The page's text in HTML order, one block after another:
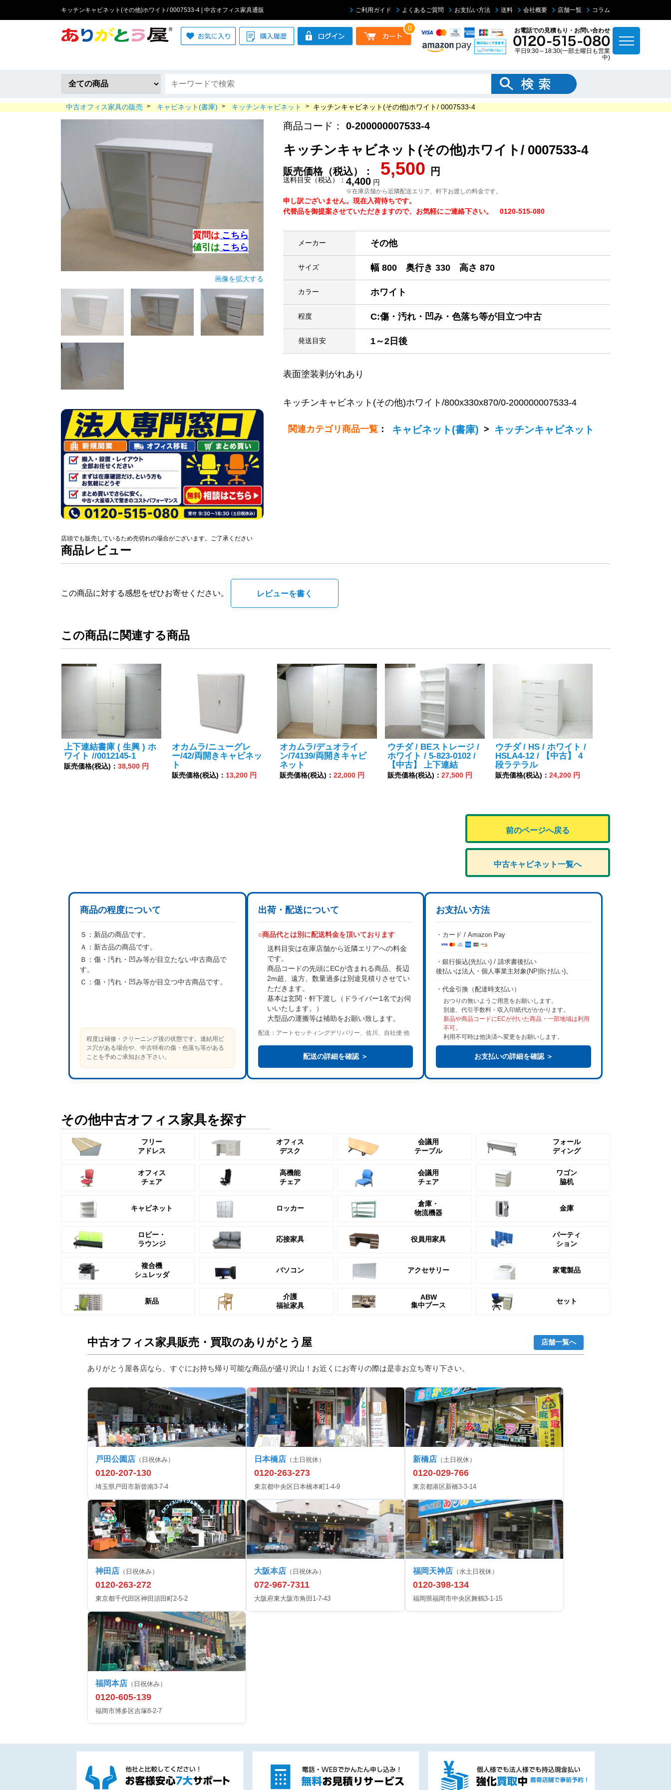
キッチンキャビネット(その他)ホワイト/ 0007533-4 | 中古オフィス家具通販 ご利用ガイド よくあるご質問 お支払い方法 送料 会社概要 店舗一覧 コラム
0 お電話での見積もり・お問い合わせ
平日9:30～18:30(一部土曜日も営業
中)
中古オフィス家具の販売 > キャビネット(書庫) > キッチンキャビネット > キッチンキャビネット(その他)ホワイト/ 0007533-4
質問は こちら
値引は こちら
画像を拡大する
商品コード： 0-200000007533-4
キッチンキャビネット(その他)ホワイト/ 0007533-4
販売価格（税込）： 5,500 円
送料目安（税込）： 4,400 円
※在庫店舗から近隣配送エリア、軒下お渡しの料金です。
申し訳ございません。現在入荷待ちです。
代替品を御提案させていただきますので、お気軽にご連絡下さい。 0120-515-080
メーカー その他
サイズ 幅 800 奥行き 330 高さ 870
カラー ホワイト
程度 C:傷・汚れ・凹み・色落ち等が目立つ中古
発送目安 1～2日後
表面塗装剥がれあり
キッチンキャビネット(その他)ホワイト/800x330x870/0-200000007533-4
関連カテゴリ商品一覧 ： キャビネット(書庫) > キッチンキャビネット
店頭でも販売しているため売切れの場合がございます。ご了承ください
商品レビュー
この商品に対する感想をぜひお寄せください。 レビューを書く
この商品に関連する商品
上下連結書庫 ( 生興 ) ホ
ワイト //0012145-1
販売価格(税込)： 38,500 円
オカムラ/ニューグレ
ー/42/両開きキャビネッ
ト
販売価格(税込)： 13,200 円
オカムラ/デュオライ
ン/74139/両開きキャビ
ネット
販売価格(税込)： 22,000 円
ウチダ / BEストレージ /
ホワイト / 5-823-0102 /
【中古】 上下連結
販売価格(税込)： 27,500 円
ウチダ / HS / ホワイト /
HSLA4-12 / 【中古】 4
段ラテラル
販売価格(税込)： 24,200 円
前のページへ戻る
中古キャビネット一覧へ
商品の程度について
Ｓ： 新品の商品です。
Ａ： 新古品の商品です。
Ｂ： 傷・汚れ・凹み等が目立たない中古商品で
す。
Ｃ： 傷・汚れ・凹み等が目立つ中古商品です。
程度は補修・クリーニング後の状態です。連結用ビ
ス穴がある場合や、中古特有の傷・色落ち等がある
ことを予めご承知おき下さい。
出荷・配送について
○商品代とは別に配送料金を頂いております
送料目安は在庫店舗から近隣エリアへの料金
です。
商品コードの先頭にECが含まれる商品、長辺
2m超、遠方、数量過多は別途見積り させてい
ただきます。
基本は玄関・軒下渡し
（ドライバー1名でお伺
いいたします。）
大型品の運搬等は補助をお願い致します。
配送：アートセッティングデリバリー、佐川、自社便 他
配送の詳細を確認 ＞
お支払い方法
・カード / Amazon Pay
・銀行振込(先払い) / 請求書後払い
後払いは法人・個人事業主対象(NP掛け払い)。
・代金引換（配達時支払い）
おつりの無いようご用意をお願いします。
別途、代引手数料・収入印紙代がかかります。
新品や商品コードにECが付いた商品・一部地域は利用
不可。
利用不可時は他決済へ変更をお願いします。
お支払いの詳細を確認 ＞
その他中古オフィス家具を探す
フリー
アドレス
オフィス
デスク
会議用
テーブル
フォール
ディング
オフィス
チェア
高機能
チェア
会議用
チェア
ワゴン
脇机
キャビネット ロッカー
倉庫・
物流機器
金庫
ロビー・
ラウンジ
応接家具 役員用家具
パーティ
ション
複合機
シュレッダ
パソコン アクセサリー 家電製品
新品
介護
福祉家具
ABW
集中ブース
セット
中古オフィス家具販売・買取のありがとう屋 店舗一覧へ
ありがとう屋各店なら、すぐにお持ち帰り可能な商品が盛り沢山！お近くにお寄りの際は是非お立ち寄り下さい。
戸田公園店 （日祝休み）
0120-207-130
埼玉県戸田市新曾南3-7-4
日本橋店 （土日祝休）
0120-263-273
東京都中央区日本橋本町1-4-9
新橋店 （土日祝休）
0120-029-766
東京都港区新橋3-3-14
神田店 （日祝休み）
0120-263-272
東京都千代田区神田須田町2-5-2
大阪本店 （日祝休み）
072-967-7311
大阪府東大阪市角田1-7-43
福岡天神店 （水土日祝休）
0120-398-134
福岡県福岡市中央区舞鶴3-1-15
福岡本店 （日祝休み）
0120-605-139
福岡市博多区吉塚8-2-7